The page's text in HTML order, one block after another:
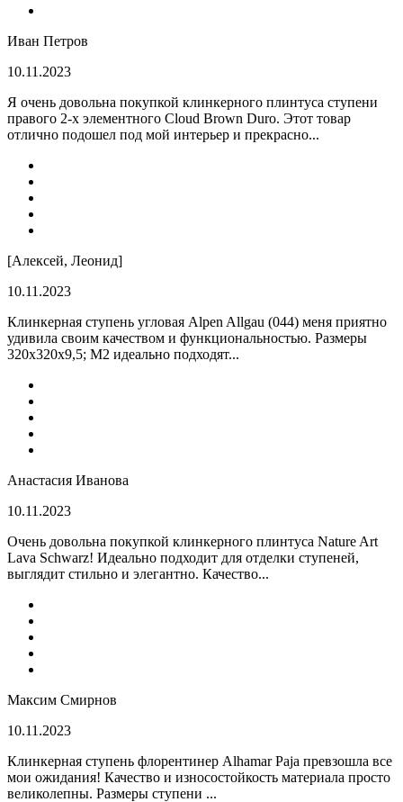
Иван Петров
10.11.2023
Я очень довольна покупкой клинкерного плинтуса ступени
правого 2-х элементного Cloud Brown Duro. Этот товар
отлично подошел под мой интерьер и прекрасно...
[Алексей, Леонид]
10.11.2023
Клинкерная ступень угловая Alpen Allgau (044) меня приятно
удивила своим качеством и функциональностью. Размеры
320x320x9,5; M2 идеально подходят...
Анастасия Иванова
10.11.2023
Очень довольна покупкой клинкерного плинтуса Nature Art
Lava Schwarz! Идеально подходит для отделки ступеней,
выглядит стильно и элегантно. Качество...
Максим Смирнов
10.11.2023
Клинкерная ступень флорентинер Alhamar Paja превзошла все
мои ожидания! Качество и износостойкость материала просто
великолепны. Размеры ступени ...